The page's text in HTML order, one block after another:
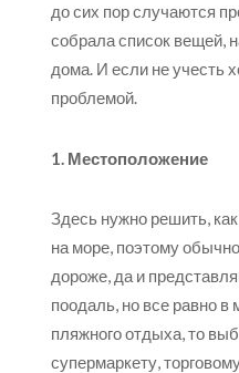
до сих пор случаются
собрала список вещей,
дома. И если не учесть
проблемой.
1. Местоположение
Здесь нужно решить,
на море, поэтому
дороже, да и
поодаль, но все равно
пляжного отдыха, то
супермаркету,